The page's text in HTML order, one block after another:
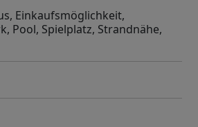
Einkaufsmöglichkeit,
Pool, Spielplatz, Strandnähe,